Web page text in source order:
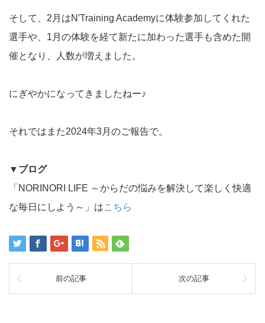
そして、2月はN′Training Academyに体験参加してくれた
選手や、1月の体験を経て新たに加わった選手も含めた開
催となり、人数が増えました。
にぎやかになってきましたねー♪
それではまた2024年3月のご報告で。
▼ ブログ
「NORINORI LIFE ～からだの悩みを解決して楽しく快適
な毎日にしよう～」はこちら
前の記事 次の記事